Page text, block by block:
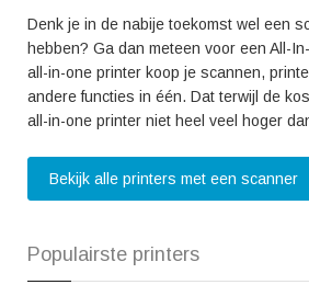
Denk je in de nabije toekomst wel een
hebben? Ga dan meteen voor een All-
all-in-one printer koop je scannen,
andere functies in één. Dat terwijl de
all-in-one printer niet heel veel hoger
Bekijk alle printers met een scanner
Populairste printers